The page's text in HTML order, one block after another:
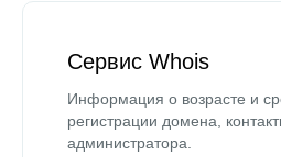
Сервис Whois
Информация о возрасте и
регистрации домена,
администратора.